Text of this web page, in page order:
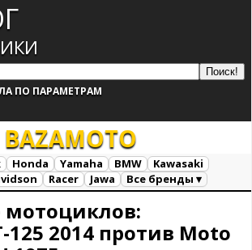
ПО ПАРАМЕТРАМ
BAZAMOTO
Honda Yamaha BMW
Kawasaki
Racer Jawa
Все бренды ▾
мотоциклов:
125 2014 против Moto